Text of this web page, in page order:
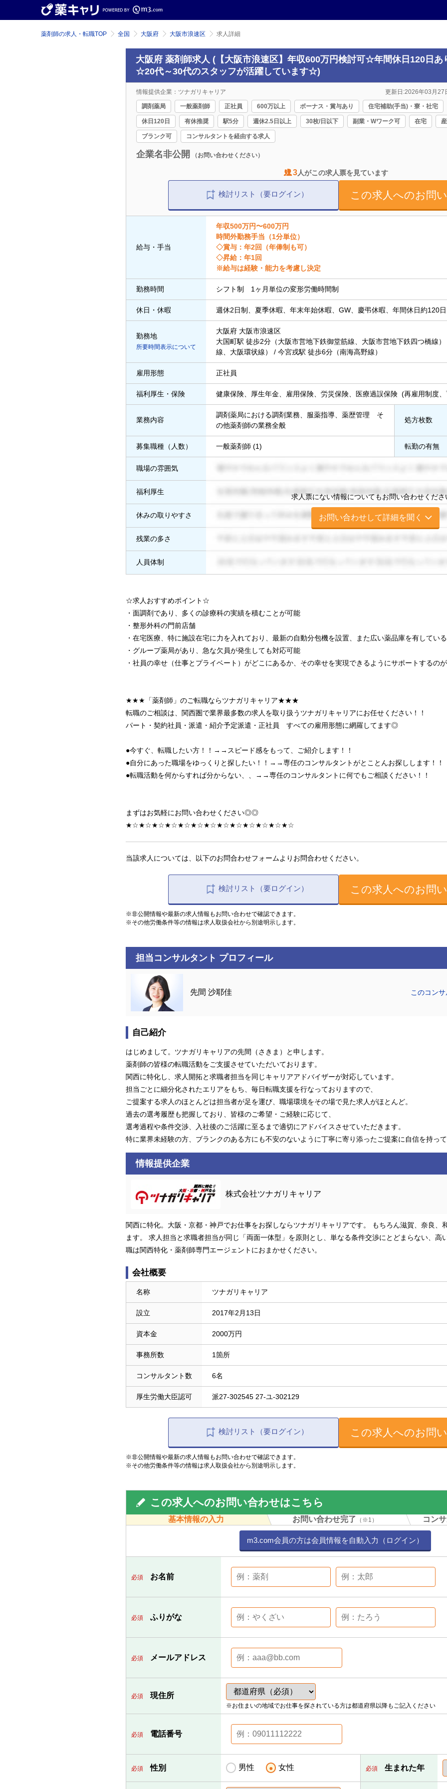
薬剤師の求人・転職TOP 全国 大阪府 大阪市浪速区 求人詳細
大阪府 薬剤師求人 (【大阪市浪速区】年収600万円検討可☆年間休日120日
☆20代～30代のスタッフが活躍しています☆)
情報提供企業：ツナガリキャリア 更新日:2026年03月27
調剤薬局 一般薬剤師 正社員 600万以上 ボーナス・賞与あり 住宅補助(手当)・寮・社宅
休日120日 有休推奨 駅5分 週休2.5日以上 30枚/日以下 副業・Wワーク可 在宅
ブランク可 コンサルタントを経由する求人
企業名非公開 （お問い合わせください）
3人がこの求人票を見ています
検討リスト（要ログイン） この求人へのお問
給与・手当
年収500万円〜600万円
時間外勤務手当（1分単位）
◇賞与：年2回（年俸制も可）
◇昇給：年1回
※給与は経験・能力を考慮し決定
勤務時間 シフト制 1ヶ月単位の変形労働時間制
休日・休暇 週休2日制、夏季休暇、年末年始休暇、GW、慶弔休暇、年間休日約120日
勤務地
所要時間表示について
大阪府 大阪市浪速区
大国町駅 徒歩2分（大阪市営地下鉄御堂筋線、大阪市営地下鉄四つ橋線
線、大阪環状線） / 今宮戎駅 徒歩6分（南海高野線）
雇用形態 正社員
福利厚生・保険 健康保険、厚生年金、雇用保険、労災保険、医療過誤保険 (再雇用制度
業務内容
調剤薬局における調剤業務、服薬指導、薬歴管理 そ
の他薬剤師の業務全般
処方枚数
募集職種（人数） 一般薬剤師 (1) 転勤の有無
職場の雰囲気
求人票にない情報についてもお問い合わせくださ
お問い合わせして詳細を聞く
福利厚生
休みの取りやすさ
残業の多さ
人員体制
☆求人おすすめポイント☆
・面調剤であり、多くの診療科の実績を積むことが可能
・整形外科の門前店舗
・在宅医療、特に施設在宅に力を入れており、最新の自動分包機を設置、また広い薬品庫を有している
・グループ薬局があり、急な欠員が発生しても対応可能
・社員の幸せ（仕事とプライベート）がどこにあるか、その幸せを実現できるようにサポートするの
★★★「薬剤師」のご転職ならツナガリキャリア★★★
転職のご相談は、関西圏で業界最多数の求人を取り扱うツナガリキャリアにお任せください！！
パート・契約社員・派遣・紹介予定派遣・正社員 すべての雇用形態に網羅してます◎
●今すぐ、転職したい方！！→→スピード感をもって、ご紹介します！！
●自分にあった職場をゆっくりと探したい！！→→専任のコンサルタントがとことんお探しします！！
●転職活動を何からすれば分からない、、→→専任のコンサルタントに何でもご相談ください！！
まずはお気軽にお問い合わせください◎◎
★☆★☆★☆★☆★☆★☆★☆★☆★☆★☆★☆★☆★☆
当該求人については、以下のお問合わせフォームよりお問合わせください。
検討リスト（要ログイン） この求人へのお問
※非公開情報や最新の求人情報もお問い合わせで確認できます。
※その他労働条件等の情報は求人取扱会社から別途明示します。
担当コンサルタント プロフィール
先間 沙耶佳 このコン
自己紹介
はじめまして。ツナガリキャリアの先間（さきま）と申します。
薬剤師の皆様の転職活動をご支援させていただいております。
関西に特化し、求人開拓と求職者担当を同じキャリアアドバイザーが対応しています。
担当ごとに細分化されたエリアをもち、毎日転職支援を行なっておりますので、
ご提案する求人のほとんどは担当者が足を運び、職場環境をその場で見た求人がほとんど。
過去の選考履歴も把握しており、皆様のご希望・ご経験に応じて、
選考過程や条件交渉、入社後のご活躍に至るまで適切にアドバイスさせていただきます。
特に業界未経験の方、ブランクのある方にも不安のないように丁寧に寄り添ったご提案に自信を持っ
情報提供企業
株式会社ツナガリキャリア
関西に特化。大阪・京都・神戸でお仕事をお探しならツナガリキャリアです。 もちろん滋賀、奈良、
ます。 求人担当と求職者担当が同じ「両面一体型」を原則とし、単なる条件交渉にとどまらない、高
職は関西特化・薬剤師専門エージェントにおまかせください。
会社概要
名称 ツナガリキャリア
設立 2017年2月13日
資本金 2000万円
事務所数 1箇所
コンサルタント数 6名
厚生労働大臣認可 派27-302545 27-ユ-302129
検討リスト（要ログイン） この求人へのお問
※非公開情報や最新の求人情報もお問い合わせで確認できます。
※その他労働条件等の情報は求人取扱会社から別途明示します。
この求人へのお問い合わせはこちら
基本情報の入力 お問い合わせ完了 （※1） コン
m3.com会員の方は会員情報を自動入力（ログイン）
必須 お名前
必須 ふりがな
必須 メールアドレス
必須 現住所
※お住まいの地域でお仕事を探されている方は都道府県以降もご記入ください
必須 電話番号
必須 性別 男性 女性 必須 生まれた年